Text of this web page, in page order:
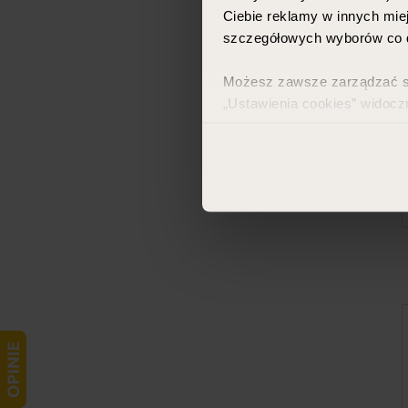
Ciebie reklamy w innych
szczegółowych wyborów
Możesz zawsze zarządzać
„Ustawienia cookies”